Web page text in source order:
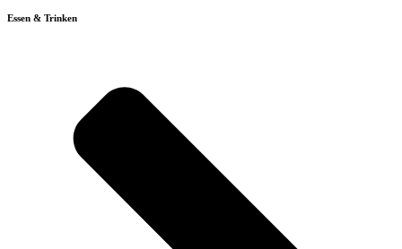
Essen & Trinken